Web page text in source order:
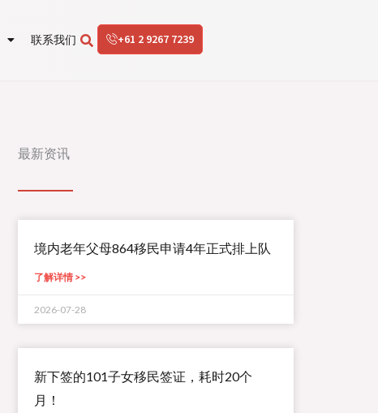
联系我们 +61 2 9267 7239
最新资讯
境内老年父母864移民申请4年正式排上队
了解详情 >>
2026-07-28
新下签的101子女移民签证，耗时20个
月！